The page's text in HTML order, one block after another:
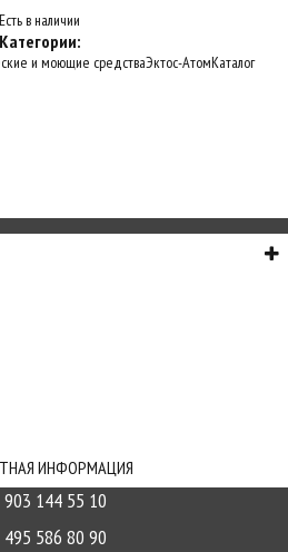
Есть в наличии
Категории:
и моющие средстваЭктос-АтомКаталог
ИНФОРМАЦИЯ
144 55 10
586 80 90